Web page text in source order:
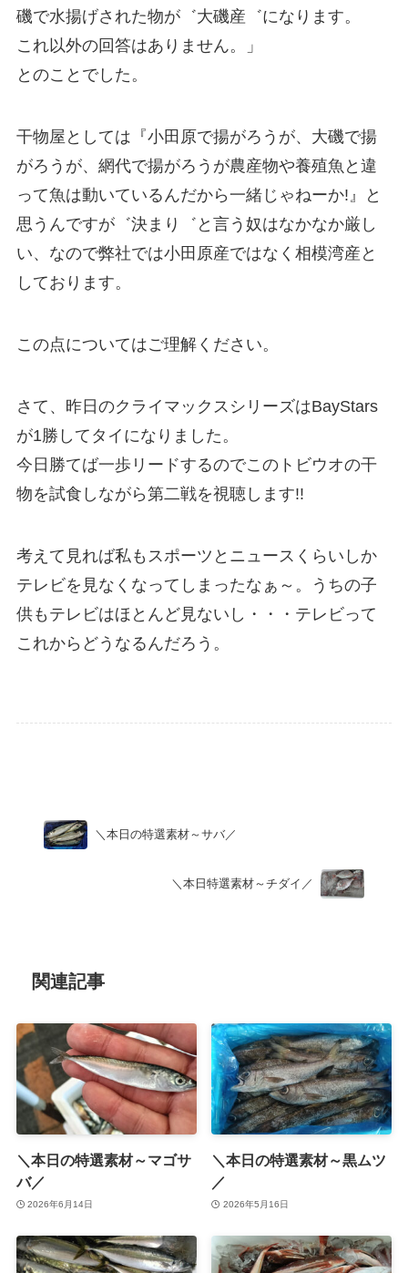
磯で水揚げされた物が゛大磯産゛になります。
これ以外の回答はありません。」
とのことでした。
干物屋としては『小田原で揚がろうが、大磯で揚
がろうが、網代で揚がろうが農産物や養殖魚と違
って魚は動いているんだから一緒じゃねーか!』と
思うんですが゛決まり゛と言う奴はなかなか厳し
い、なので弊社では小田原産ではなく相模湾産と
しております。
この点についてはご理解ください。
さて、昨日のクライマックスシリーズはBayStars
が1勝してタイになりました。
今日勝てば一歩リードするのでこのトビウオの干
物を試食しながら第二戦を視聴します!!
考えて見れば私もスポーツとニュースくらいしか
テレビを見なくなってしまったなぁ～。うちの子
供もテレビはほとんど見ないし・・・テレビって
これからどうなるんだろう。
＼本日の特選素材～サバ／
＼本日特選素材～チダイ／
関連記事
＼本日の特選素材～マゴサ
バ／
2026年6月14日
＼本日の特選素材～黒ムツ
／
2026年5月16日